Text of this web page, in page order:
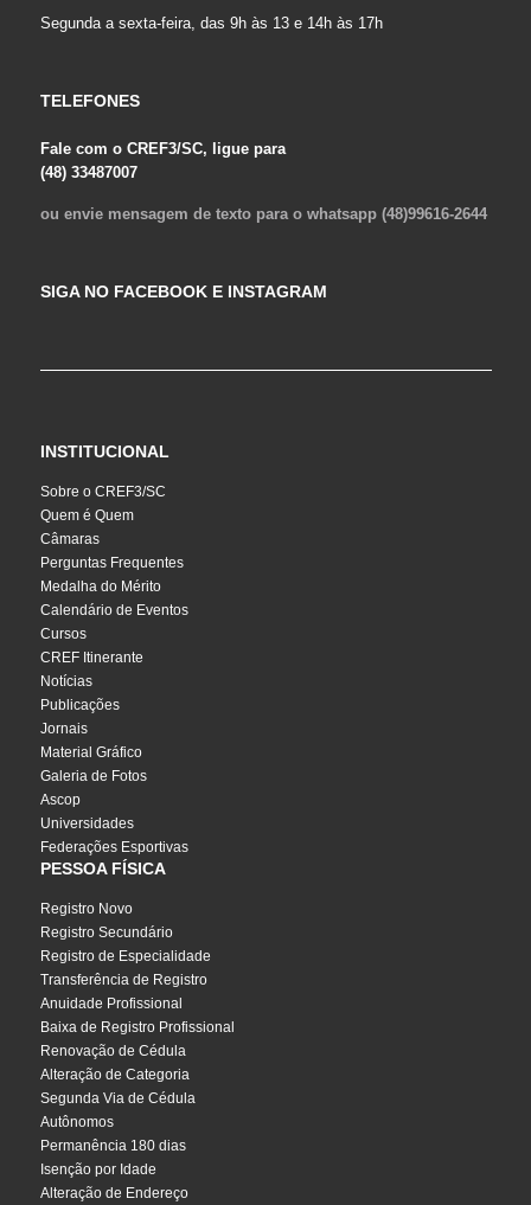
Segunda a sexta-feira, das 9h às 13 e 14h às 17h
TELEFONES
Fale com o CREF3/SC, ligue para
(48) 33487007
ou envie mensagem de texto para o whatsapp (48)99616-2644
SIGA NO FACEBOOK E INSTAGRAM
INSTITUCIONAL
Sobre o CREF3/SC
Quem é Quem
Câmaras
Perguntas Frequentes
Medalha do Mérito
Calendário de Eventos
Cursos
CREF Itinerante
Notícias
Publicações
Jornais
Material Gráfico
Galeria de Fotos
Ascop
Universidades
Federações Esportivas
PESSOA FÍSICA
Registro Novo
Registro Secundário
Registro de Especialidade
Transferência de Registro
Anuidade Profissional
Baixa de Registro Profissional
Renovação de Cédula
Alteração de Categoria
Segunda Via de Cédula
Autônomos
Permanência 180 dias
Isenção por Idade
Alteração de Endereço